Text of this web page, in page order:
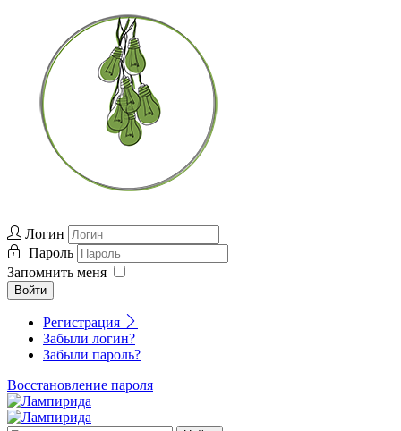
Логин
Пароль
Запомнить меня
Войти
Регистрация
Забыли логин?
Забыли пароль?
Восстановление пароля